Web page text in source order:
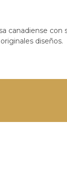
canadiense
diseños.